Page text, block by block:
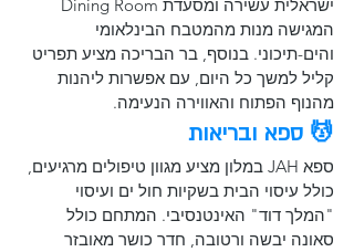
המגישה מנות מהמטבח הבינלאומי
והים-תיכוני. בנוסף, בר הבריכה מציע תפריט
קליל למשך כל היום, עם אפשרות ליהנות
מהנוף הפתוח והאווירה הנעימה.​
💆 ספא ובריאות
ספא JAH במלון מציע מגוון טיפולים מרגיעים,
כולל עיסוי הבית בשקיות חול ים ועיסוי
"המלך דוד" האינטנסיבי. המתחם כולל
סאונה יבשה ורטובה, חדר כושר מאובזר